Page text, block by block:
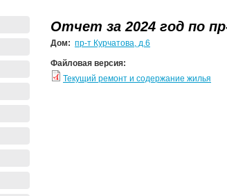
Отчет за 2024 год по
Дом: пр-т Курчатова, д.6
Файловая версия:
Текущий ремонт и содержание жилья